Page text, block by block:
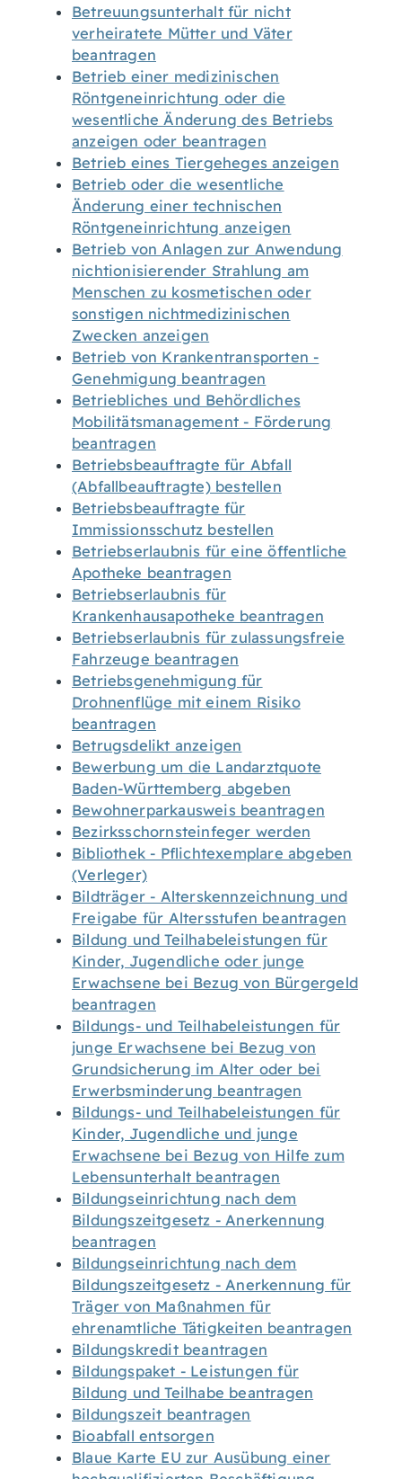
Betreuungsunterhalt für nicht
verheiratete Mütter und Väter
beantragen
Betrieb einer medizinischen
Röntgeneinrichtung oder die
wesentliche Änderung des Betriebs
anzeigen oder beantragen
Betrieb eines Tiergeheges anzeigen
Betrieb oder die wesentliche
Änderung einer technischen
Röntgeneinrichtung anzeigen
Betrieb von Anlagen zur Anwendung
nichtionisierender Strahlung am
Menschen zu kosmetischen oder
sonstigen nichtmedizinischen
Zwecken anzeigen
Betrieb von Krankentransporten -
Genehmigung beantragen
Betriebliches und Behördliches
Mobilitätsmanagement - Förderung
beantragen
Betriebsbeauftragte für Abfall
(Abfallbeauftragte) bestellen
Betriebsbeauftragte für
Immissionsschutz bestellen
Betriebserlaubnis für eine öffentliche
Apotheke beantragen
Betriebserlaubnis für
Krankenhausapotheke beantragen
Betriebserlaubnis für zulassungsfreie
Fahrzeuge beantragen
Betriebsgenehmigung für
Drohnenflüge mit einem Risiko
beantragen
Betrugsdelikt anzeigen
Bewerbung um die Landarztquote
Baden-Württemberg abgeben
Bewohnerparkausweis beantragen
Bezirksschornsteinfeger werden
Bibliothek - Pflichtexemplare abgeben
(Verleger)
Bildträger - Alterskennzeichnung und
Freigabe für Altersstufen beantragen
Bildung und Teilhabeleistungen für
Kinder, Jugendliche oder junge
Erwachsene bei Bezug von Bürgergeld
beantragen
Bildungs- und Teilhabeleistungen für
junge Erwachsene bei Bezug von
Grundsicherung im Alter oder bei
Erwerbsminderung beantragen
Bildungs- und Teilhabeleistungen für
Kinder, Jugendliche und junge
Erwachsene bei Bezug von Hilfe zum
Lebensunterhalt beantragen
Bildungseinrichtung nach dem
Bildungszeitgesetz - Anerkennung
beantragen
Bildungseinrichtung nach dem
Bildungszeitgesetz - Anerkennung für
Träger von Maßnahmen für
ehrenamtliche Tätigkeiten beantragen
Bildungskredit beantragen
Bildungspaket - Leistungen für
Bildung und Teilhabe beantragen
Bildungszeit beantragen
Bioabfall entsorgen
Blaue Karte EU zur Ausübung einer